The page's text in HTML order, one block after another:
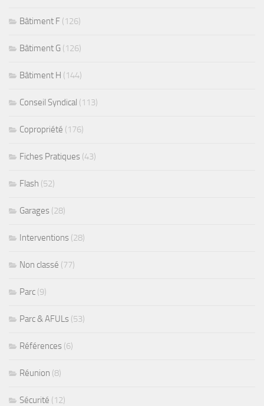
Bâtiment F (126)
Bâtiment G (126)
Bâtiment H (144)
Conseil Syndical (113)
Copropriété (176)
Fiches Pratiques (43)
Flash (52)
Garages (28)
Interventions (28)
Non classé (77)
Parc (9)
Parc & AFULs (53)
Références (6)
Réunion (8)
Sécurité (12)